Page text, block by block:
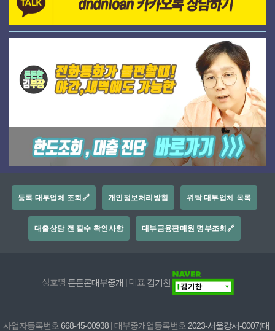
등록 대부업체 조회🔗 개인정보처리방침 위탁 대부업체 목록
대출상담 전 필수 확인사항 대부금융판매원 명부조회🔗
상호명 든든론대부중개 | 대표김기찬
사업자등록번호 668-45-00938 | 대부중개업등록번호 2023-서울강서-0007(대